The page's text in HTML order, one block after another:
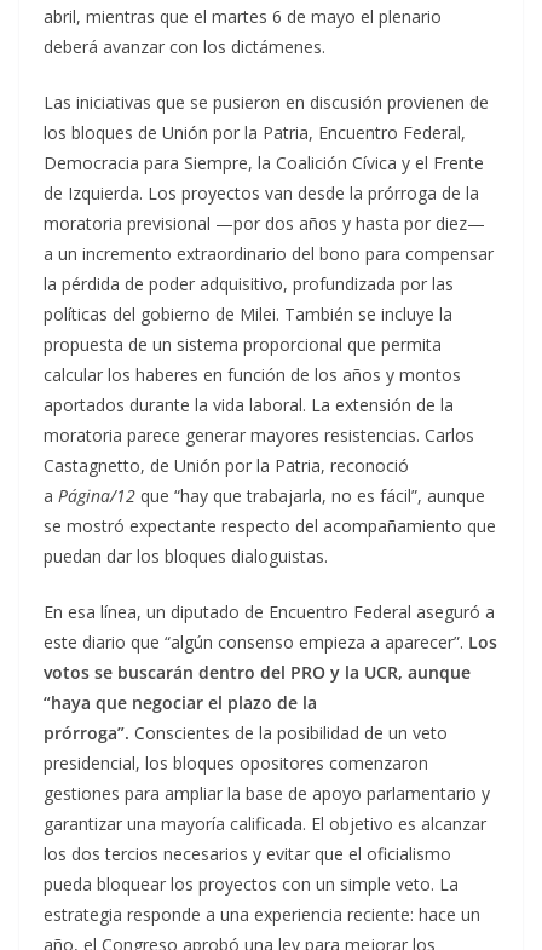
abril, mientras que el martes 6 de mayo el plenario
deberá avanzar con los dictámenes.
Las iniciativas que se pusieron en discusión provienen de
los bloques de Unión por la Patria, Encuentro Federal,
Democracia para Siempre, la Coalición Cívica y el Frente
de Izquierda. Los proyectos van desde la prórroga de la
moratoria previsional —por dos años y hasta por diez—
a un incremento extraordinario del bono para compensar
la pérdida de poder adquisitivo, profundizada por las
políticas del gobierno de Milei. También se incluye la
propuesta de un sistema proporcional que permita
calcular los haberes en función de los años y montos
aportados durante la vida laboral. La extensión de la
moratoria parece generar mayores resistencias. Carlos
Castagnetto, de Unión por la Patria, reconoció
a Página/12 que “hay que trabajarla, no es fácil”, aunque
se mostró expectante respecto del acompañamiento que
puedan dar los bloques dialoguistas.
En esa línea, un diputado de Encuentro Federal aseguró a
este diario que “algún consenso empieza a aparecer”. Los
votos se buscarán dentro del PRO y la UCR, aunque
“haya que negociar el plazo de la
prórroga”. Conscientes de la posibilidad de un veto
presidencial, los bloques opositores comenzaron
gestiones para ampliar la base de apoyo parlamentario y
garantizar una mayoría calificada. El objetivo es alcanzar
los dos tercios necesarios y evitar que el oficialismo
pueda bloquear los proyectos con un simple veto. La
estrategia responde a una experiencia reciente: hace un
año, el Congreso aprobó una ley para mejorar los